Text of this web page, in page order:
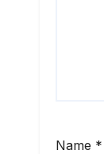
Name *